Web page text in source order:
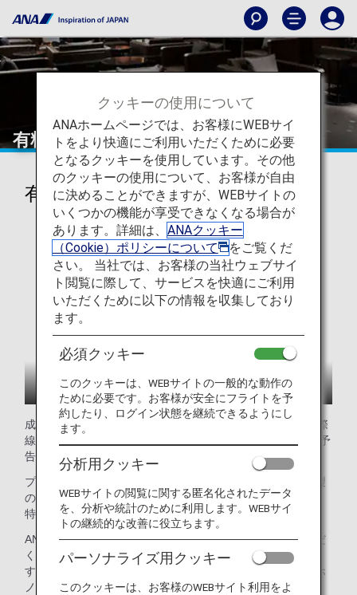
有料ラウンジサービス
有料ラウンジサービス
成田・羽田・ホノルル（ダニエル.K.イノウエ国際）空港国際
線の「ANA LOUNGE」のイメージです。ご提供サービスは予
告なく変更となる場合があります。
プライベートな空間で出発前の時間を有効活用。シェフ特製
の料理とドリンクを楽しみながら、空港での時間を快適で、
特別な体験に。
ANAウェブサイトでラウンジ利用料を事前にお支払いいただ
くことで、対象ラウンジをお得な料金でご利用いただけま
す。有料ラウンジは、日本の羽田空港と成田空港に加え、ホ
ノルルのダニエル・K・イノウエ国際空港でご利用いただけ
クッキーの使用について
ANAホームページでは、お客様にWEBサイ
トをより快適にご利用いただくために必要
となるクッキーを使用しています。その他
のクッキーの使用について、お客様が自由
に決めることができますが、WEBサイトの
いくつかの機能が享受できなくなる場合が
あります。詳細は、 ANAクッキー
（Cookie）ポリシーについて
をご覧くだ
さい。 当社では、お客様の当社ウェブサイ
ト閲覧に際して、サービスを快適にご利用
いただくために以下の情報を収集しており
ます。
必須クッキー
このクッキーは、WEBサイトの一般的な動作の
ために必要です。お客様が安全にフライトを予
約したり、ログイン状態を継続できるようにし
ます。
分析用クッキー
WEBサイトの閲覧に関する匿名化されたデータ
を、分析や統計のために利用します。WEBサイ
トの継続的な改善に役立ちます。
パーソナライズ用クッキー
このクッキーは、お客様のWEBサイト利用をよ